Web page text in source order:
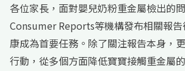
各位家長，面對嬰兒奶粉重金屬檢出的
Consumer Reports等機構發布相關報
康成為首要任務。除了關注報告本身，
行動，從多個方面降低寶寶接觸重金屬